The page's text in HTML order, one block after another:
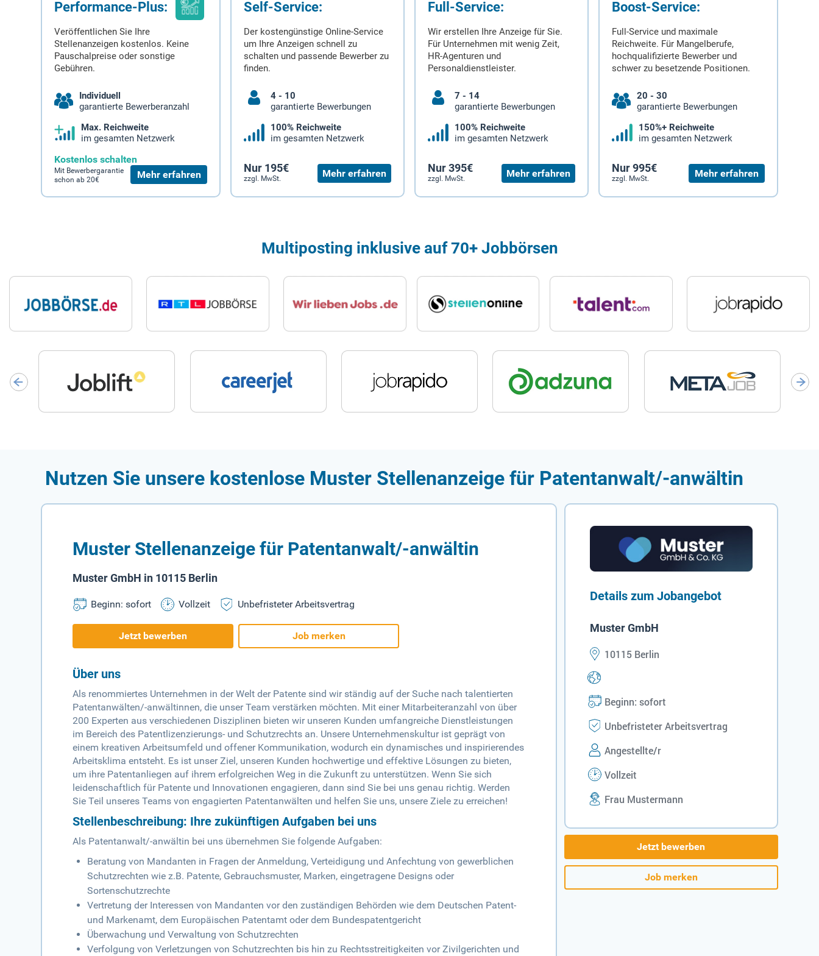
Performance-Plus:
Veröffentlichen Sie Ihre
Stellenanzeigen kostenlos. Keine
Pauschalpreise oder sonstige
Gebühren.
Individuell
garantierte Bewerberanzahl
Max. Reichweite
im gesamten Netzwerk
Kostenlos schalten
Mit Bewerbergarantie
schon ab 20€
Mehr erfahren
Self-Service:
Der kostengünstige Online-Service
um Ihre Anzeigen schnell zu
schalten und passende Bewerber zu
finden.
4 - 10
garantierte Bewerbungen
100% Reichweite
im gesamten Netzwerk
Nur 195€
zzgl. MwSt. Mehr erfahren
Full-Service:
Wir erstellen Ihre Anzeige für Sie.
Für Unternehmen mit wenig Zeit,
HR-Agenturen und
Personaldienstleister.
7 - 14
garantierte Bewerbungen
100% Reichweite
im gesamten Netzwerk
Nur 395€
zzgl. MwSt. Mehr erfahren
Boost-Service:
Full-Service und maximale
Reichweite. Für Mangelberufe,
hochqualifizierte Bewerber und
schwer zu besetzende Positionen.
20 - 30
garantierte Bewerbungen
150%+ Reichweite
im gesamten Netzwerk
Nur 995€
zzgl. MwSt. Mehr erfahren
Multiposting inklusive auf 70+ Jobbörsen
Nutzen Sie unsere kostenlose Muster Stellenanzeige für Patentanwalt/-anwältin
Muster Stellenanzeige für Patentanwalt/-anwältin
Muster GmbH in 10115 Berlin
Beginn: sofort Vollzeit Unbefristeter Arbeitsvertrag
Jetzt bewerben Job merken
Über uns
Als renommiertes Unternehmen in der Welt der Patente sind wir ständig auf der Suche nach talentierten
Patentanwälten/-anwältinnen, die unser Team verstärken möchten. Mit einer Mitarbeiteranzahl von über
200 Experten aus verschiedenen Disziplinen bieten wir unseren Kunden umfangreiche Dienstleistungen
im Bereich des Patentlizenzierungs- und Schutzrechts an. Unsere Unternehmenskultur ist geprägt von
einem kreativen Arbeitsumfeld und offener Kommunikation, wodurch ein dynamisches und inspirierendes
Arbeitsklima entsteht. Es ist unser Ziel, unseren Kunden hochwertige und effektive Lösungen zu bieten,
um ihre Patentanliegen auf ihrem erfolgreichen Weg in die Zukunft zu unterstützen. Wenn Sie sich
leidenschaftlich für Patente und Innovationen engagieren, dann sind Sie bei uns genau richtig. Werden
Sie Teil unseres Teams von engagierten Patentanwälten und helfen Sie uns, unsere Ziele zu erreichen!
Stellenbeschreibung: Ihre zukünftigen Aufgaben bei uns
Als Patentanwalt/-anwältin bei uns übernehmen Sie folgende Aufgaben:
Beratung von Mandanten in Fragen der Anmeldung, Verteidigung und Anfechtung von gewerblichen
Schutzrechten wie z.B. Patente, Gebrauchsmuster, Marken, eingetragene Designs oder
Sortenschutzrechte
Vertretung der Interessen von Mandanten vor den zuständigen Behörden wie dem Deutschen Patent-
und Markenamt, dem Europäischen Patentamt oder dem Bundespatentgericht
Überwachung und Verwaltung von Schutzrechten
Verfolgung von Verletzungen von Schutzrechten bis hin zu Rechtsstreitigkeiten vor Zivilgerichten und
Details zum Jobangebot
Muster GmbH
10115 Berlin
Beginn: sofort
Unbefristeter Arbeitsvertrag
Angestellte/r
Vollzeit
Frau Mustermann
Jetzt bewerben
Job merken